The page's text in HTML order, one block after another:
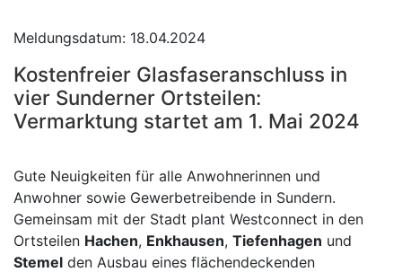
Meldungsdatum: 18.04.2024
Kostenfreier Glasfaseranschluss in
vier Sunderner Ortsteilen:
Vermarktung startet am 1. Mai 2024
Gute Neuigkeiten für alle Anwohnerinnen und
Anwohner sowie Gewerbetreibende in Sundern.
Gemeinsam mit der Stadt plant Westconnect in den
Ortsteilen Hachen, Enkhausen, Tiefenhagen und
Stemel den Ausbau eines flächendeckenden